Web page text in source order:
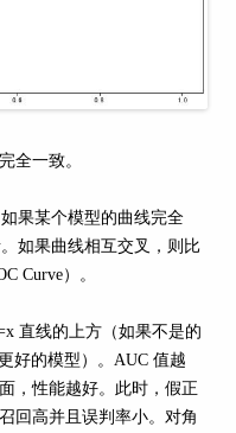
全一致。
果某个模型的曲线完全
如果曲线相互交叉，则比
Curve）。
直线的上方（如果不是的
好的模型）。AUC 值越
，性能越好。此时，假正
回高并且误判率小。对角